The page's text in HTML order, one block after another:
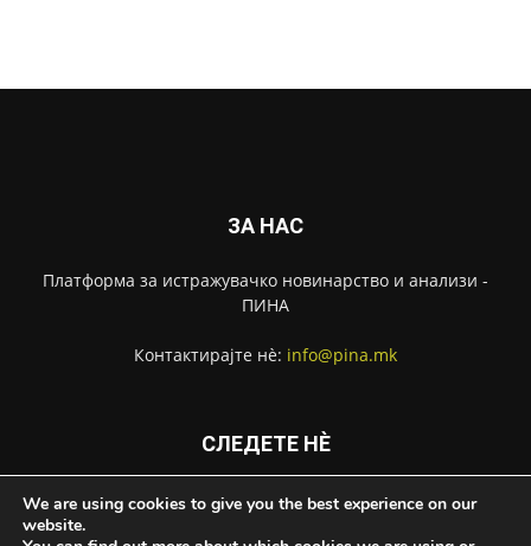
ЗА НАС
Платформа за истражувачко новинарство и анализи -
ПИНА
Контактирајте нѐ: info@pina.mk
СЛЕДЕТЕ НЀ
We are using cookies to give you the best experience on our
website.